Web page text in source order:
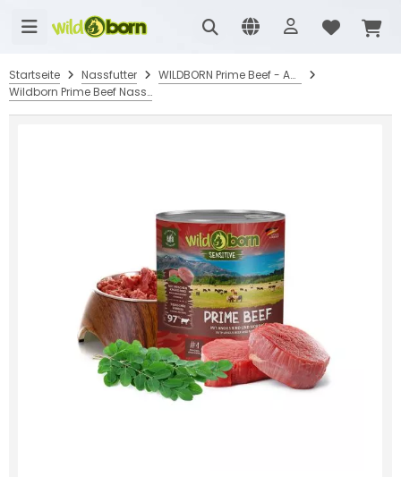
Startseite Nassfutter
WILDBORN Prime Beef - Angus Rindfleisch
Wildborn Prime Beef Nassfutter mit Angus Rind 6 x 800 g